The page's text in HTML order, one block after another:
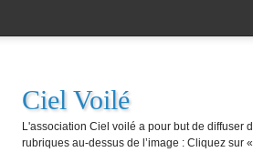
Ciel Voilé
L'association Ciel voilé a pour but de diffuser
rubriques au-dessus de l’image : Cliquez sur